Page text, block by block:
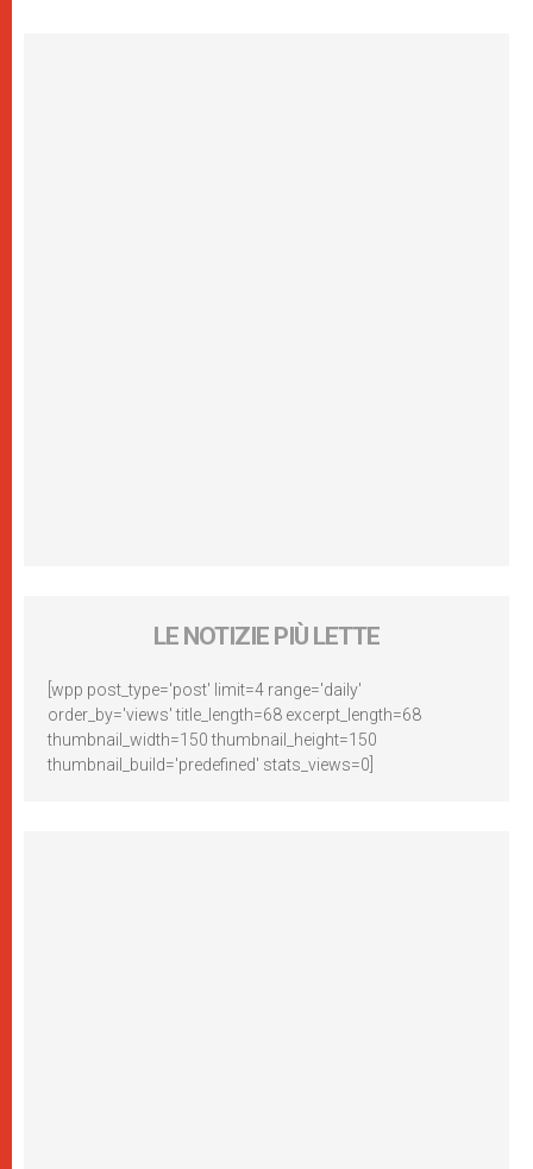
LE NOTIZIE PIÙ LETTE
[wpp post_type='post' limit=4 range='daily'
order_by='views' title_length=68 excerpt_length=68
thumbnail_width=150 thumbnail_height=150
thumbnail_build='predefined' stats_views=0]